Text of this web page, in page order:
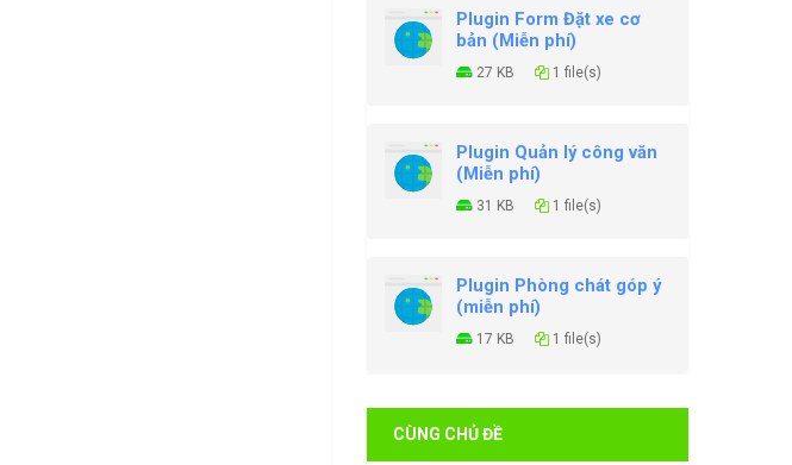
Plugin Form Đặt xe cơ
bản (Miễn phí)
27 KB 1 file(s)
Plugin Quản lý công văn
(Miễn phí)
31 KB 1 file(s)
Plugin Phòng chát góp ý
(miễn phí)
17 KB 1 file(s)
CÙNG CHỦ ĐỀ